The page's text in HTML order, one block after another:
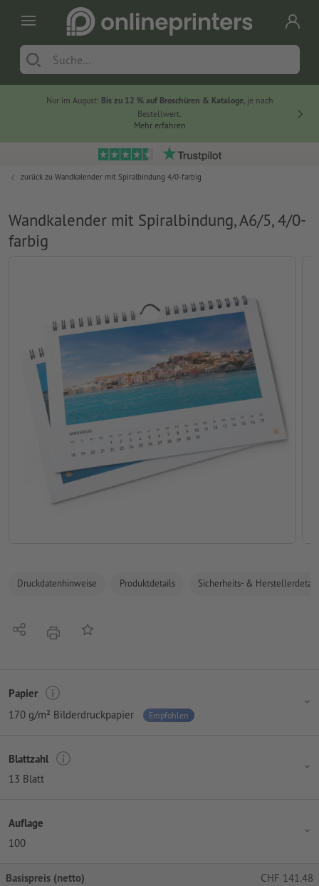
Nur im August: Bis zu 12 % auf Broschüren & Kataloge, je nach
Bestellwert.
Mehr erfahren
zurück zu Wandkalender mit Spiralbindung 4/0-farbig
Wandkalender mit Spiralbindung, A6/5, 4/0-
farbig
Druckdatenhinweise Produktdetails Sicherheits- &
Teilen DruckenAuf die Merkliste
Papier
170 g/m² Bilderdruckpapier
Empfohlen
Blattzahl
13 Blatt
Auflage
100
Basispreis (netto) CHF 141.48